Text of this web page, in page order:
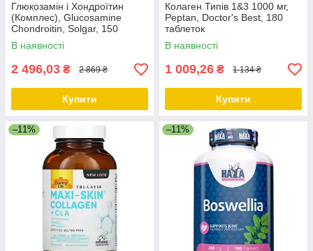
Глюкозамін і Хондроїтин
(Комплес), Glucosamine
Chondroitin, Solgar, 150
таблеток
В наявності
2 496,03 ₴ 2 869 ₴
Купити
Колаген Типів 1&3 1000 мг,
Peptan, Doctor's Best, 180
таблеток
В наявності
1 009,26 ₴ 1 134 ₴
Купити
–11% –11%